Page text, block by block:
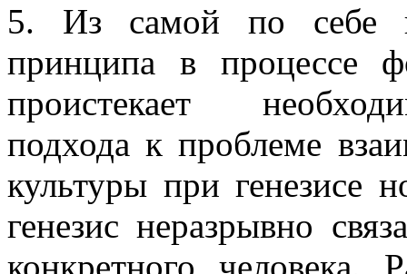
5. Из самой по себе
принципа в процессе
проистекает
подхода к проблеме
культуры при генезисе
генезис неразрывно
конкретного